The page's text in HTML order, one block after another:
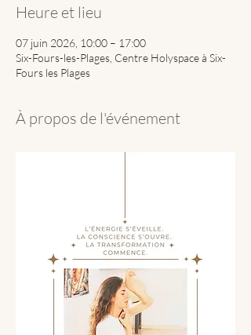
Heure et lieu
07 juin 2026, 10:00 – 17:00
Six-Fours-les-Plages, Centre Holyspace à Six-
Fours les Plages
À propos de l'événement